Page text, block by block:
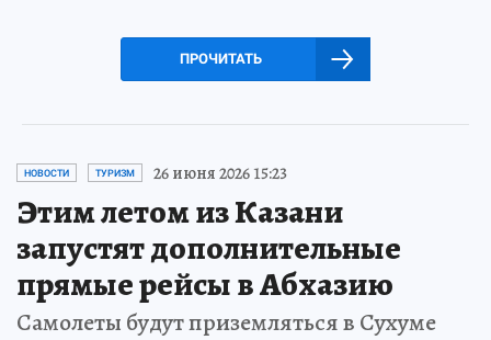
ПРОЧИТАТЬ
НОВОСТИ ТУРИЗМ 26 июня 2026 15:23
Этим летом из Казани
запустят дополнительные
прямые рейсы в Абхазию
Самолеты будут приземляться в Сухуме